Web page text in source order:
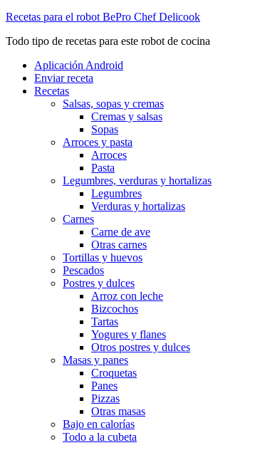
contenido
Recetas para el robot BePro Chef Delicook
Todo tipo de recetas para este robot de cocina
Aplicación Android
Enviar receta
Recetas
Salsas, sopas y cremas
Cremas y salsas
Sopas
Arroces y pasta
Arroces
Pasta
Legumbres, verduras y hortalizas
Legumbres
Verduras y hortalizas
Carnes
Carne de ave
Otras carnes
Tortillas y huevos
Pescados
Postres y dulces
Arroz con leche
Bizcochos
Tartas
Yogures y flanes
Otros postres y dulces
Masas y panes
Croquetas
Panes
Pizzas
Otras masas
Bajo en calorías
Todo a la cubeta